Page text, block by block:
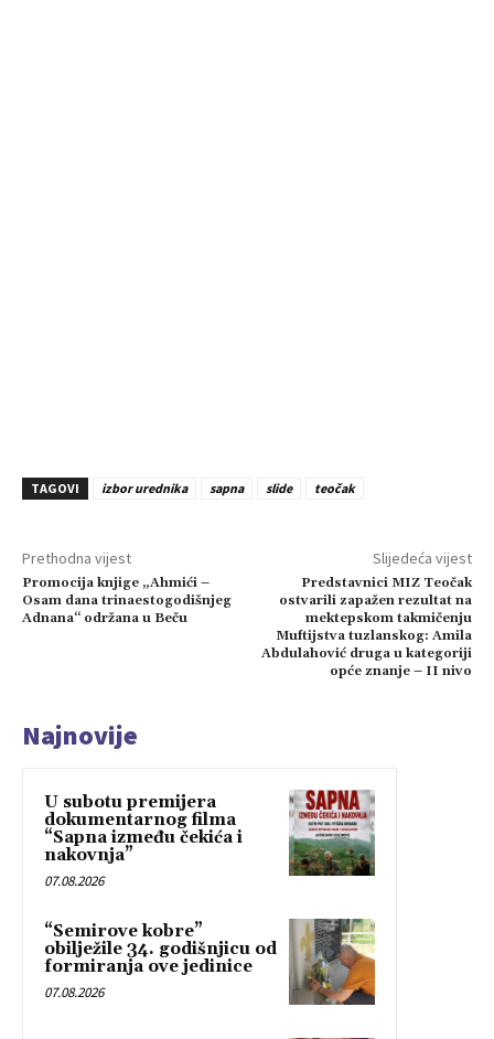
TAGOVI izbor urednika sapna slide teočak
Prethodna vijest
Promocija knjige „Ahmići –
Osam dana trinaestogodišnjeg
Adnana“ održana u Beču
Slijedeća vijest
Predstavnici MIZ Teočak
ostvarili zapažen rezultat na
mektepskom takmičenju
Muftijstva tuzlanskog: Amila
Abdulahović druga u kategoriji
opće znanje – II nivo
Najnovije
U subotu premijera
dokumentarnog filma
“Sapna između čekića i
nakovnja”
07.08.2026
“Semirove kobre”
obilježile 34. godišnjicu od
formiranja ove jedinice
07.08.2026